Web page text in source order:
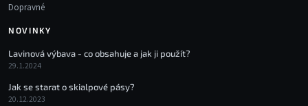
Dopravné
NOVINKY
Lavinová výbava - co obsahuje a jak ji použít?
29.1.2024
Jak se starat o skialpové pásy?
20.12.2023